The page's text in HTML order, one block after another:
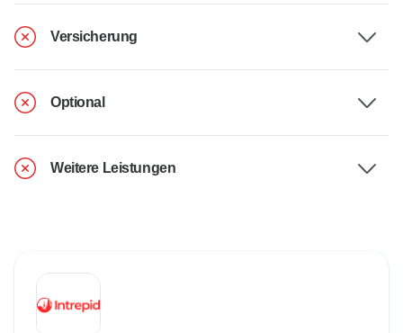
Versicherung
Optional
Weitere Leistungen